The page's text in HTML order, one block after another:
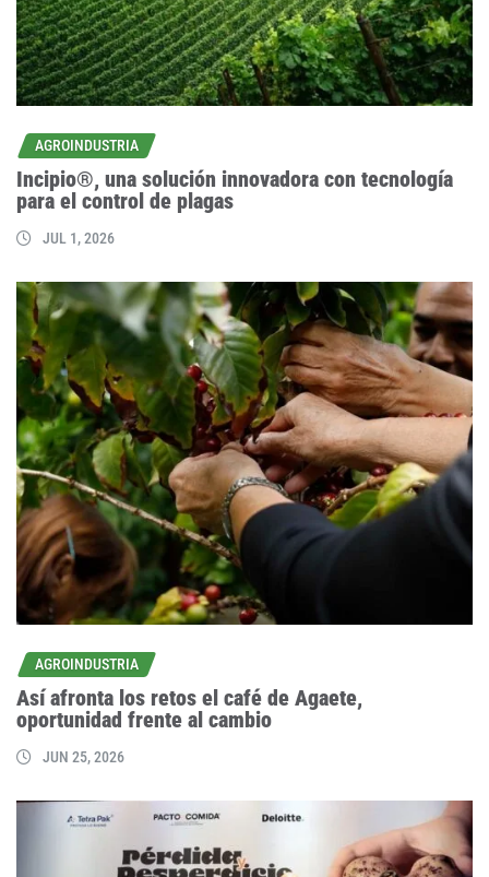
AGROINDUSTRIA
Incipio®, una solución innovadora con tecnología
para el control de plagas
JUL 1, 2026
AGROINDUSTRIA
Así afronta los retos el café de Agaete,
oportunidad frente al cambio
JUN 25, 2026